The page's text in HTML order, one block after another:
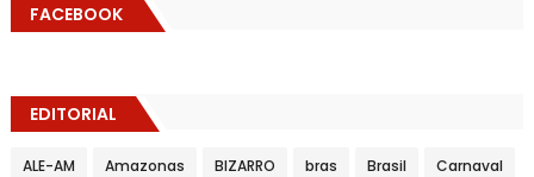
FACEBOOK
EDITORIAL
ALE-AM Amazonas BIZARRO bras Brasil Carnaval